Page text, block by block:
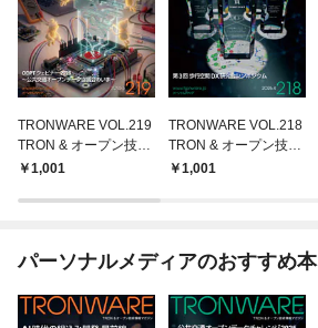
TRONWARE VOL.219
TRON & オープン技術
情報マガジン
1,001
TRONWARE VOL.218
TRON & オープン技術
情報マガジン
1,001
パーソナルメディアのおすすめ本